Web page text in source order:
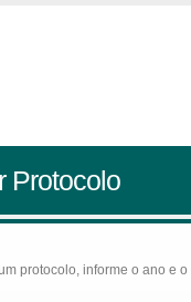
Protocolo
protocolo, informe o ano e